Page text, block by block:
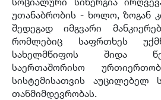
უთანაბრობის - ხოლო, ზოგან
შედეგად იმგვარი
რომლებიც საფრთხეს
სახელმწიფოს შიდა
საერთაშორისო
სისტემისათვის აუცილებელ
თანმიმდევრობას.